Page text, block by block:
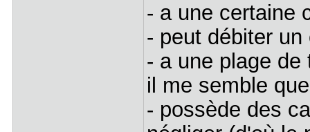
- a une certaine
- peut débiter
- a une plage de
il me semble
- possède des